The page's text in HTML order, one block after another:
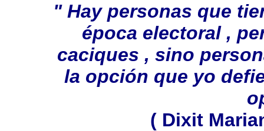
" Hay personas que
época electoral ,
caciques , sino
la opción que yo
( Dixit